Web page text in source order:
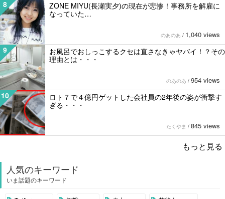
8
ZONE MIYU(長瀬実夕)の現在が悲惨！事務所を解雇に
なっていた…
のあのあ / 1,040 views
9
お風呂でおしっこするクセは直さなきゃヤバイ！？その
理由とは・・・
のあのあ / 954 views
10
ロト７で４億円ゲットした会社員の2年後の姿が衝撃す
ぎる・・・
たくやま / 845 views
もっと見る
人気のキーワード
いま話題のキーワード